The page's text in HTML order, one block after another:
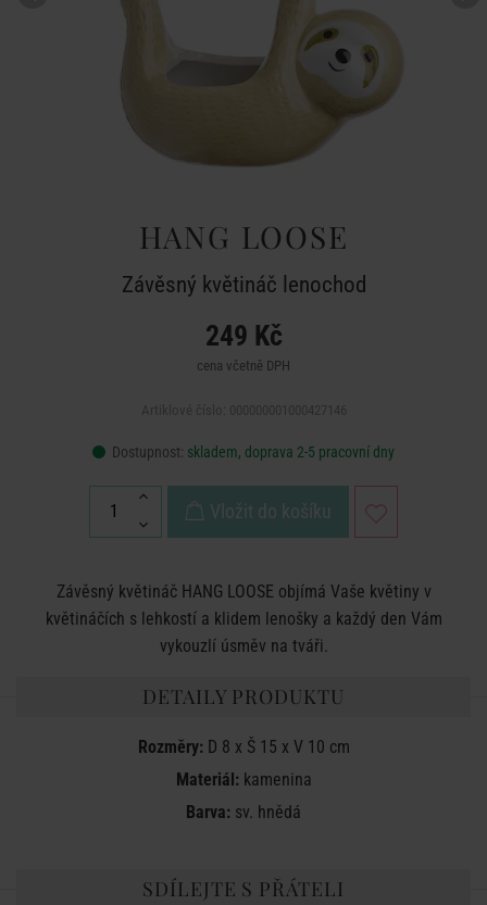
HANG LOOSE
Závěsný květináč lenochod
249 Kč
cena včetně DPH
Dostupnost: skladem, doprava 2-5 pracovní dny
Vložit do košíku
Závěsný květináč HANG LOOSE objímá Vaše květiny v
květináčích s lehkostí a klidem lenošky a každý den Vám
vykouzlí úsměv na tváři.
DETAILY PRODUKTU
Rozměry:D 8 x Š 15 x V 10 cm
Materiál:kamenina
Barva: sv. hnědá
SDÍLEJTE S PŘÁTELI